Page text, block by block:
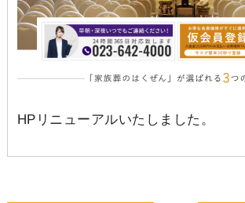
HPリニューアルいたしました。